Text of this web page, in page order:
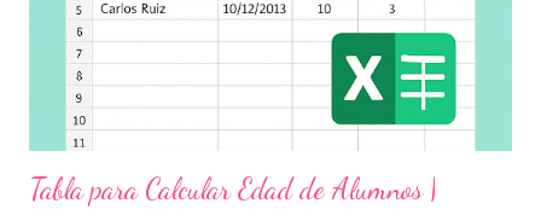
maltrato, acoso escolar y abuso infantil Desarrollar habilidades
como la empatía, la comunicación y el autocuidado Aplicar ...
Tabla para Calcular Edad de Alumnos |